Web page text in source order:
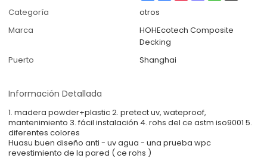
Categoría
otros
Marca
HOHEcotech Composite
Decking
Puerto
Shanghai
Información Detallada
1. madera powder+plastic 2. pretect uv, wateproof,
mantenimiento 3. fácil instalación 4. rohs del ce astm iso9001 5.
diferentes colores
Huasu buen diseño anti - uv agua - una prueba wpc
revestimiento de la pared ( ce rohs )